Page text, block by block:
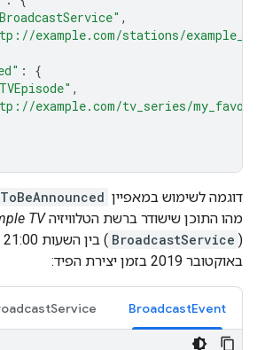
,
example.com/stations/
:
{
,
example.com/tv_series/
דוגמה לשימוש במאפיין
מהו התוכן שישודר ברשת הטלוויזיהTV
(
BroadcastService
באוקטובר 2019 בזמן יצירת הפיד:
BroadcastEvent